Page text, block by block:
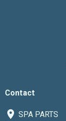
Contact
SPA PARTS